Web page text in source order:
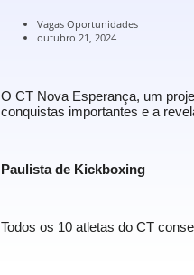
Vagas Oportunidades
outubro 21, 2024
O CT Nova Esperança, um
conquistas importantes e a
Paulista de Kickboxing
Todos os 10 atletas do CT